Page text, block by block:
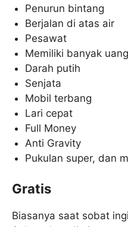
Penurun bintang
Berjalan di atas air
Pesawat
Memiliki banyak uang
Darah putih
Senjata
Mobil terbang
Lari cepat
Full Money
Anti Gravity
Pukulan super, dan
Gratis
Biasanya saat sobat